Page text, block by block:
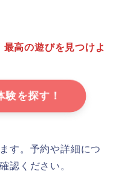
高の遊びを見つけよ
験を探す！
す。予約や詳細につ
認ください。